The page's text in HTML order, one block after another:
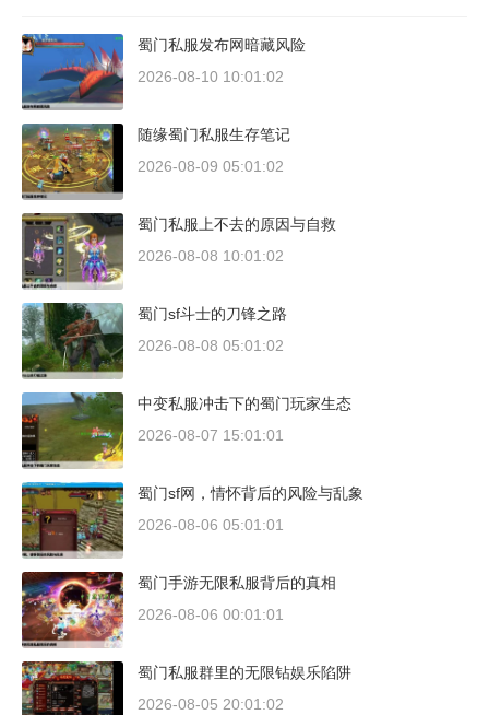
蜀门私服发布网暗藏风险
2026-08-10 10:01:02
随缘蜀门私服生存笔记
2026-08-09 05:01:02
蜀门私服上不去的原因与自救
2026-08-08 10:01:02
蜀门sf斗士的刀锋之路
2026-08-08 05:01:02
中变私服冲击下的蜀门玩家生态
2026-08-07 15:01:01
蜀门sf网，情怀背后的风险与乱象
2026-08-06 05:01:01
蜀门手游无限私服背后的真相
2026-08-06 00:01:01
蜀门私服群里的无限钻娱乐陷阱
2026-08-05 20:01:02